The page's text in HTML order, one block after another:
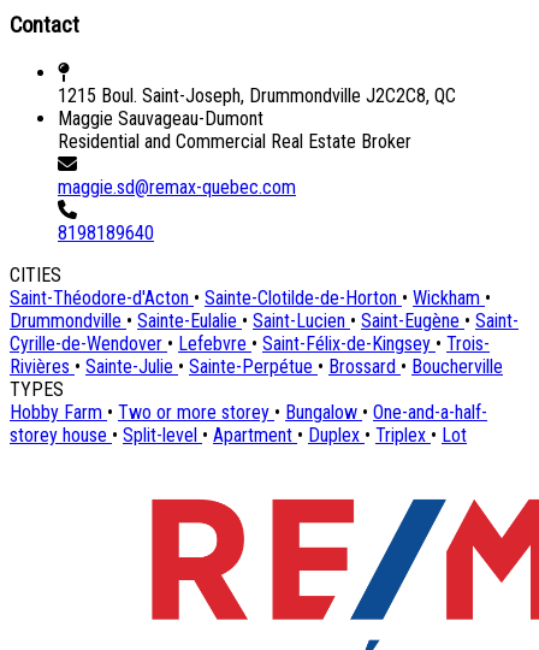
Contact
1215 Boul. Saint-Joseph, Drummondville J2C2C8, QC
Maggie Sauvageau-Dumont
Residential and Commercial Real Estate Broker
maggie.sd@remax-quebec.com
8198189640
CITIES
Saint-Théodore-d'Acton • Sainte-Clotilde-de-Horton • Wickham •
Drummondville • Sainte-Eulalie • Saint-Lucien • Saint-Eugène • Saint-
Cyrille-de-Wendover • Lefebvre • Saint-Félix-de-Kingsey • Trois-
Rivières • Sainte-Julie • Sainte-Perpétue • Brossard • Boucherville
TYPES
Hobby Farm • Two or more storey • Bungalow • One-and-a-half-
storey house • Split-level • Apartment • Duplex • Triplex • Lot